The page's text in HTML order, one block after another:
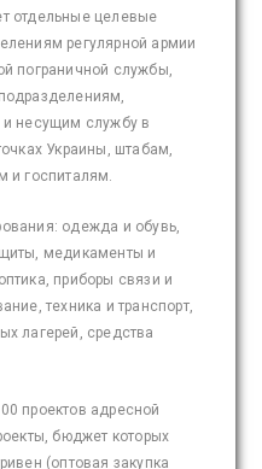
отдельные целевые
регулярной армии
пограничной службы,
несущим службу в
Украины, штабам,
и госпиталям.
одежда и обувь,
медикаменты и
приборы связи и
техника и транспорт,
лагерей, средства
проектов адресной
бюджет которых
(оптовая закупка